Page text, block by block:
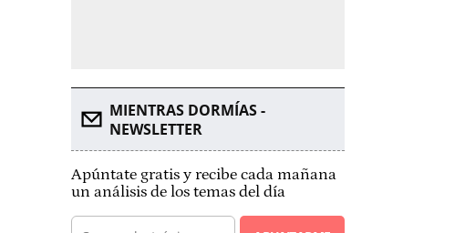
MIENTRAS DORMÍAS -
NEWSLETTER
Apúntate gratis y recibe cada mañana
un análisis de los temas del día